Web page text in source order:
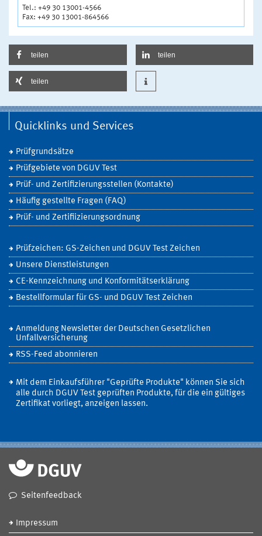
Tel.: +49 30 13001-4566
Fax: +49 30 13001-864566
teilen teilen
teilen
Quicklinks und Services
Prüfgrundsätze
Prüfgebiete von DGUV Test
Prüf- und Zertifizierungsstellen (Kontakte)
Häufig gestellte Fragen (FAQ)
Prüf- und Zertifiizierungsordnung
Prüfzeichen: GS-Zeichen und DGUV Test Zeichen
Unsere Dienstleistungen
CE-Kennzeichnung und Konformitätserklärung
Bestellformular für GS- und DGUV Test Zeichen
Anmeldung Newsletter der Deutschen Gesetzlichen
Unfallversicherung
RSS-Feed abonnieren
Mit dem Einkaufsführer "Geprüfte Produkte" können Sie sich
alle durch DGUV Test geprüften Produkte, für die ein gültiges
Zertifikat vorliegt, anzeigen lassen.
Seitenfeedback
Impressum